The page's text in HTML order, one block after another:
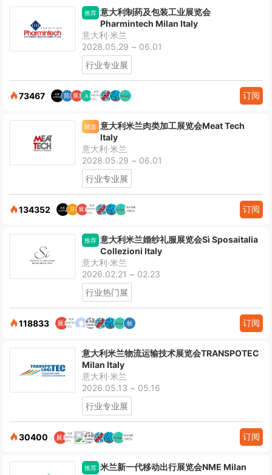
推荐 意大利制药及包装工业展览会
Pharmintech Milan Italy
意大利·米兰
2028.05.29 ~ 06.01
行业专业展
73467 订阅
精选 意大利米兰肉类加工展览会Meat Tech
ltaly
意大利·米兰
2028.05.29 ~ 06.01
行业专业展
134352 订阅
推荐 意大利米兰婚纱礼服展览会Sì Sposaitalia
Collezioni Italy
意大利·米兰
2026.02.21 ~ 02.23
行业热门展
118833 订阅
意大利米兰物流运输技术展览会TRANSPOTEC
Milan Italy
意大利·米兰
2026.05.13 ~ 05.16
行业专业展
30400 订阅
推荐 米兰新一代移动出行展览会NME Milan